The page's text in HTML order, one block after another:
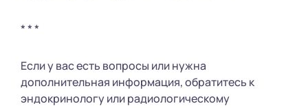
* * *
Если у вас есть вопросы или нужна
дополнительная информация, обратитесь к
эндокринологу или радиологическому